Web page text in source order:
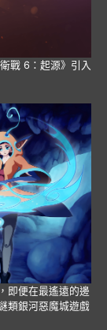
戰 6：起源》引入
即便在最遙遠的邊
類銀河惡魔城遊戲